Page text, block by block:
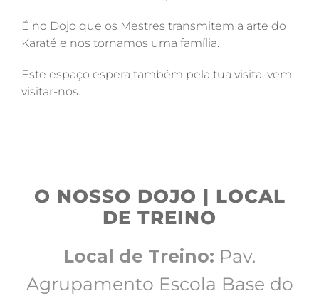
É no Dojo que os Mestres transmitem a arte do
Karaté e nos tornamos uma família.
Este espaço espera também pela tua visita, vem
visitar-nos.
O NOSSO DOJO | LOCAL
DE TREINO
Local de Treino: Pav.
Agrupamento Escola Base do